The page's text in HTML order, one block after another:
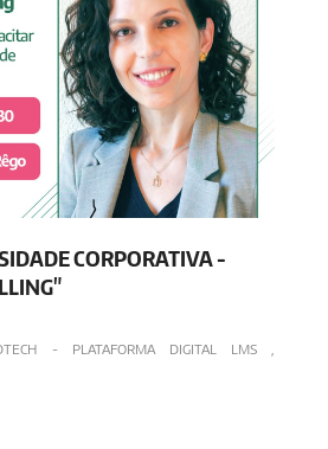
CORPORATIVA -
- PLATAFORMA DIGITAL LMS,